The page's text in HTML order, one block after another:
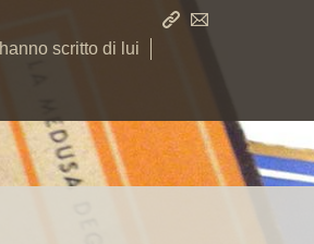
hanno scritto di lui